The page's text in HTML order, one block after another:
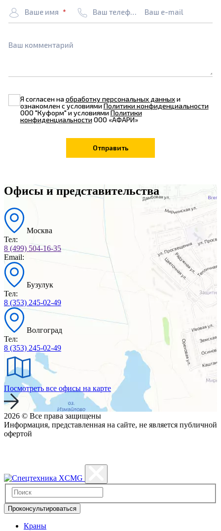
Ваше имя Ваш телефон Ваш e-mail
Ваш комментарий
Я согласен наобработку персональных данныхи
ознакомлен с условиямиПолитики конфиденциальности
ООО "Куформ" и условиямиПолитики
конфиденциальностиООО «АФАРИ»
Офисы и представительства
Москва
Тел:
8 (499) 504-16-35
Email:
Бузулук
Тел:
8 (353) 245-02-49
Волгоград
Тел:
8 (353) 245-02-49
Посмотреть все офисы на карте
2026 © Все права защищены
Информация, представленная на сайте, не является публичной
офертой
Проконсультироваться
Краны